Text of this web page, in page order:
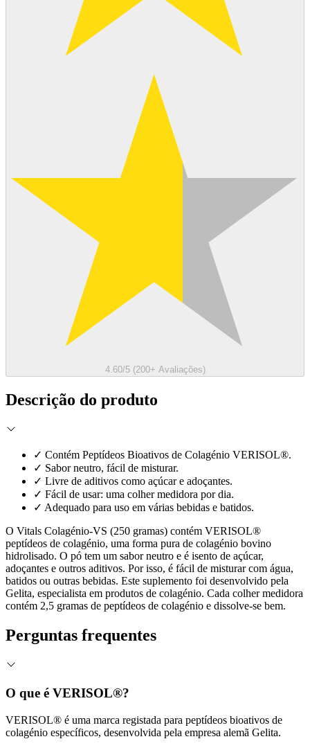
4.60/5 (200+ Avaliações)
Descrição do produto
✓ Contém Peptídeos Bioativos de Colagénio VERISOL®.
✓ Sabor neutro, fácil de misturar.
✓ Livre de aditivos como açúcar e adoçantes.
✓ Fácil de usar: uma colher medidora por dia.
✓ Adequado para uso em várias bebidas e batidos.
O Vitals Colagénio-VS (250 gramas) contém VERISOL®
peptídeos de colagénio, uma forma pura de colagénio bovino
hidrolisado. O pó tem um sabor neutro e é isento de açúcar,
adoçantes e outros aditivos. Por isso, é fácil de misturar com água,
batidos ou outras bebidas. Este suplemento foi desenvolvido pela
Gelita, especialista em produtos de colagénio. Cada colher medidora
contém 2,5 gramas de peptídeos de colagénio e dissolve-se bem.
Perguntas frequentes
O que é VERISOL®?
VERISOL® é uma marca registada para peptídeos bioativos de
colagénio específicos, desenvolvida pela empresa alemã Gelita.